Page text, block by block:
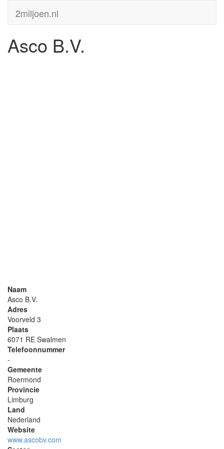
2miljoen.nl
Asco B.V.
Naam
Asco B.V.
Adres
Voorveld 3
Plaats
6071 RE Swalmen
Telefoonnummer
-
Gemeente
Roermond
Provincie
Limburg
Land
Nederland
Website
www.ascobv.com